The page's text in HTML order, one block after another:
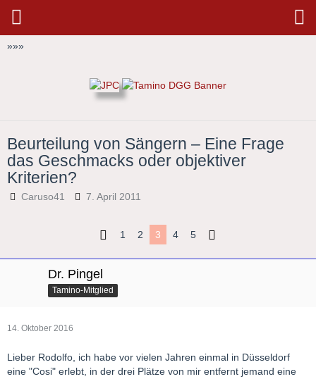
»»»
Beurteilung von Sängern – Eine Frage
das Geschmacks oder objektiver
Kriterien?
Caruso41 7. April 2011
1 2 3 4 5
Dr. Pingel
Tamino-Mitglied
14. Oktober 2016
Lieber Rodolfo, ich habe vor vielen Jahren einmal in Düsseldorf
eine "Cosi" erlebt, in der drei Plätze von mir entfernt jemand eine